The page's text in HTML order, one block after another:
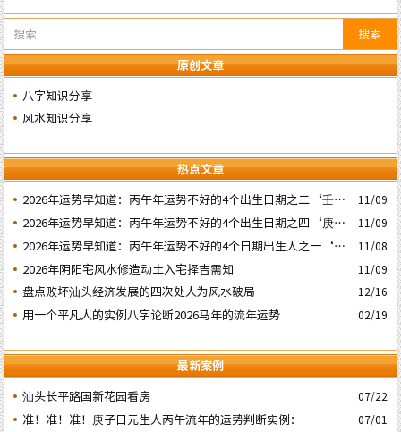
搜索
原创文章
八字知识分享
风水知识分享
热点文章
2026年运势早知道：丙午年运势不好的4个出生日期之二‘壬子’
日
11/09
2026年运势早知道：丙午年运势不好的4个出生日期之四‘庚子’
日
11/09
2026年运势早知道：丙午年运势不好的4个日期出生人之一‘戊
子’ 日
11/08
2026年阴阳宅风水修造动土入宅择吉需知 11/09
盘点败坏汕头经济发展的四次处人为风水破局 12/16
用一个平凡人的实例八字论断2026马年的流年运势 02/19
最新案例
汕头长平路国新花园看房
07/22
准！准！准！庚子日元生人丙午流年的运势判断实例： 07/01